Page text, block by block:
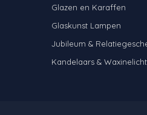
Glazen en Karaffen
Glaskunst Lampen
Jubileum &
Kandelaars &